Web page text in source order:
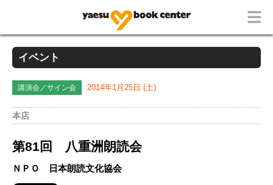
イベント
講演会／サイン会 2014年1月25日 (土)
本店
第81回 八重洲朗読会
ＮＰＯ 日本朗読文化協会